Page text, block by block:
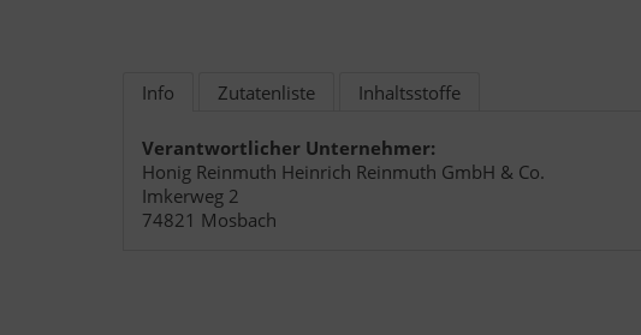
Info Zutatenliste Inhaltsstoffe
Verantwortlicher Unternehmer:
Honig Reinmuth Heinrich Reinmuth GmbH & Co.
Imkerweg 2
74821 Mosbach